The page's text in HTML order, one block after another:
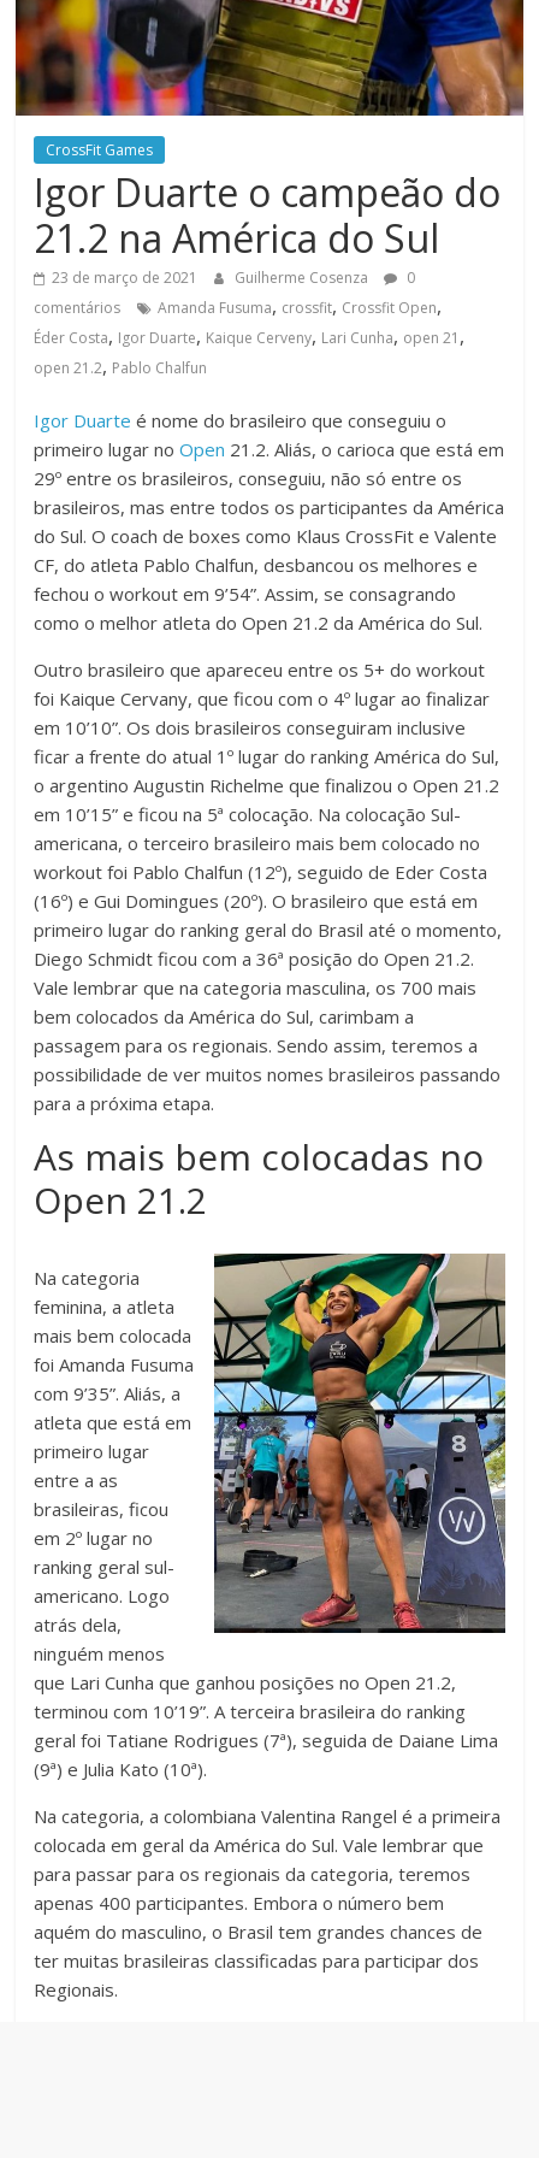
CrossFit Games
Igor Duarte o campeão do
21.2 na América do Sul
23 de março de 2021 Guilherme Cosenza
0
comentários
Amanda Fusuma, crossfit, Crossfit Open,
Éder Costa, Igor Duarte, Kaique Cerveny, Lari Cunha, open 21 ,
open 21.2, Pablo Chalfun
Igor Duarte é nome do brasileiro que conseguiu o
primeiro lugar noOpen 21.2. Aliás, o carioca que está em
29º entre os brasileiros, conseguiu, não só entre os
brasileiros, mas entre todos os participantes da América
do Sul. O coach de boxes como Klaus CrossFit e Valente
CF, do atleta Pablo Chalfun, desbancou os melhores e
fechou o workout em 9’54”. Assim, se consagrando
como o melhor atleta do Open 21.2 da América do Sul.
Outro brasileiro que apareceu entre os 5+ do workout
foi Kaique Cervany, que ficou com o 4º lugar ao finalizar
em 10’10”. Os dois brasileiros conseguiram inclusive
ficar a frente do atual 1º lugar do ranking América do Sul,
o argentino Augustin Richelme que finalizou o Open 21.2
em 10’15” e ficou na 5ª colocação. Na colocação Sul-
americana, o terceiro brasileiro mais bem colocado no
workout foi Pablo Chalfun (12º), seguido de Eder Costa
(16º) e Gui Domingues (20º). O brasileiro que está em
primeiro lugar do ranking geral do Brasil até o momento,
Diego Schmidt ficou com a 36ª posição do Open 21.2.
Vale lembrar que na categoria masculina, os 700 mais
bem colocados da América do Sul, carimbam a
passagem para os regionais. Sendo assim, teremos a
possibilidade de ver muitos nomes brasileiros passando
para a próxima etapa.
As mais bem colocadas no
Open 21.2
Na categoria
feminina, a atleta
mais bem colocada
foi Amanda Fusuma
com 9’35”. Aliás, a
atleta que está em
primeiro lugar
entre a as
brasileiras, ficou
em 2º lugar no
ranking geral sul-
americano. Logo
atrás dela,
ninguém menos
que Lari Cunha que ganhou posições no Open 21.2,
terminou com 10’19”. A terceira brasileira do ranking
geral foi Tatiane Rodrigues (7ª), seguida de Daiane Lima
(9ª) e Julia Kato (10ª).
Na categoria, a colombiana Valentina Rangel é a primeira
colocada em geral da América do Sul. Vale lembrar que
para passar para os regionais da categoria, teremos
apenas 400 participantes. Embora o número bem
aquém do masculino, o Brasil tem grandes chances de
ter muitas brasileiras classificadas para participar dos
Regionais.